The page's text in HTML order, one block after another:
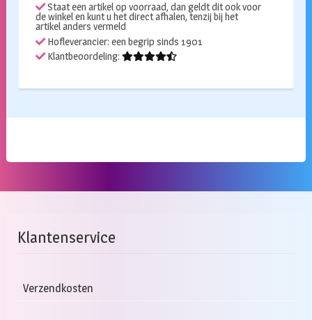
Staat een artikel op voorraad, dan geldt dit ook voor
de winkel en kunt u het direct afhalen, tenzij bij het
artikel anders vermeld
Hofleverancier: een begrip sinds 1901
Klantbeoordeling:
Klantenservice
Verzendkosten